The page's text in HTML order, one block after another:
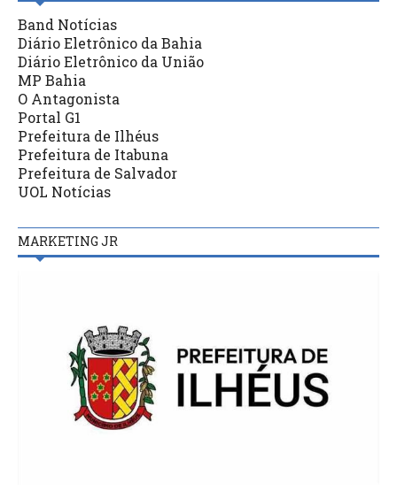
Band Notícias
Diário Eletrônico da Bahia
Diário Eletrônico da União
MP Bahia
O Antagonista
Portal G1
Prefeitura de Ilhéus
Prefeitura de Itabuna
Prefeitura de Salvador
UOL Notícias
MARKETING JR